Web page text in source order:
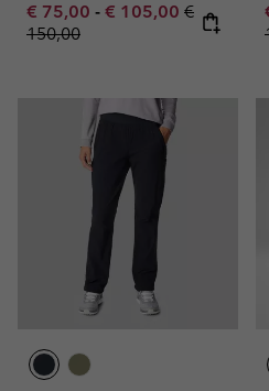
Minimum sale price:
€ 75,00 - Maximum sale
€ 105,00 Regular
€
150,00